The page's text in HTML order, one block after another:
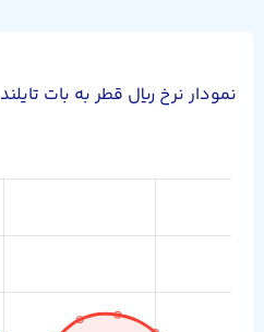
نمودار نرخ ریال قطر به بات تایلند